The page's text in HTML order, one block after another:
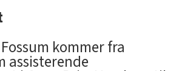
kommer fra
assisterende